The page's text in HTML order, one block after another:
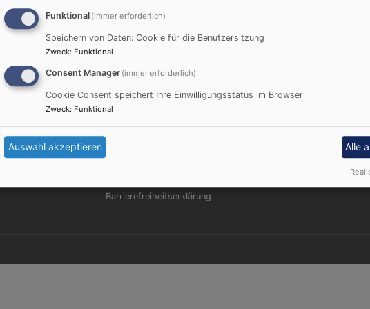
2020.pdf 1.38 MB
Fußbereichsmenü
Barrierefreiheitserklärung
Funktional (immer erforderlich)
Speichern von Daten: Cookie für die Benutzersitzung
Zweck: Funktional
Consent Manager (immer erforderlich)
Cookie Consent speichert Ihre Einwilligungsstatus im Browser
Zweck: Funktional
Auswahl akzeptieren Alle